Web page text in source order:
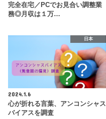
完全在宅／PCでお見合い調整業
務◎月収は１万…
日本
2024.1.6
心が折れる言葉、アンコンシャス
バイアスを調査